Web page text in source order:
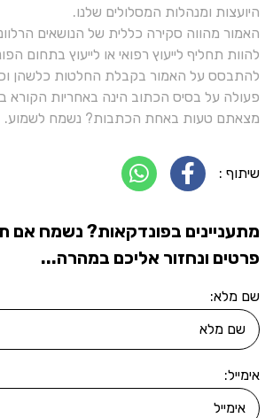
היועצות ומנהלות המסלולים שלנו.
האמור מהווה סקירה כללית של הנושאים
להוות תחליף לייעוץ רפואי או לייעוץ בתחום
להתבסס על האמור בקבלת החלטות כלשהן
פעולה על בסיס הכתוב הינה באחריות הקורא
מצאתם טעות באחת הכתבות? נשמח לשמוע.
שיתוף :
מתעניינים בפונדקאות? נשמח אם
פרטים ונחזור אליכם במהרה...
שם מלא:
אימייל: